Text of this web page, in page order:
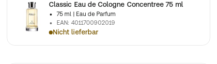
Classic Eau de Cologne Concentree 75 ml
75 ml
| Eau de Parfum
EAN: 4011700902019
Nicht lieferbar